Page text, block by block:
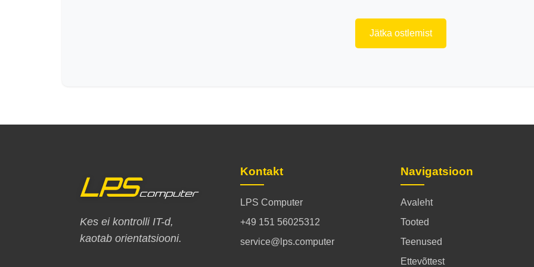
Jätka ostlemist
Kes ei kontrolli IT-d,
kaotab orientatsiooni.
Kontakt
LPS Computer
+49 151 56025312
service@lps.computer
Navigatsioon
Avaleht
Tooted
Teenused
Ettevõttest